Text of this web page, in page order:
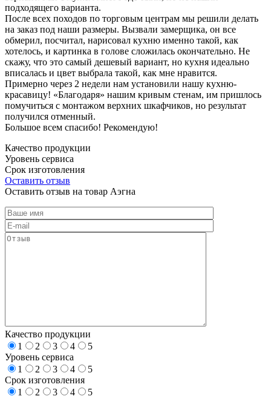
подходящего варианта.
После всех походов по торговым центрам мы решили делать
на заказ под наши размеры. Вызвали замерщика, он все
обмерил, посчитал, нарисовал кухню именно такой, как
хотелось, и картинка в голове сложилась окончательно. Не
скажу, что это самый дешевый вариант, но кухня идеально
вписалась и цвет выбрала такой, как мне нравится.
Примерно через 2 недели нам установили нашу кухню-
красавицу! «Благодаря» нашим кривым стенам, им пришлось
помучиться с монтажом верхних шкафчиков, но результат
получился отменный.
Большое всем спасибо! Рекомендую!
Качество продукции
Уровень сервиса
Срок изготовления
Оставить отзыв
Оставить отзыв на товар Аэгна
Качество продукции
1
2 3 4
5
Уровень сервиса
1
2 3 4
5
Срок изготовления
1
2 3 4
5